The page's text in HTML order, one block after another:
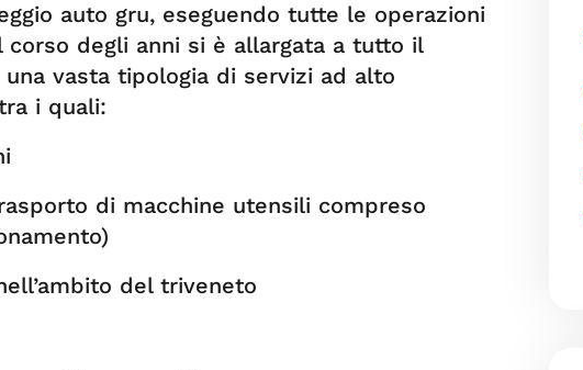
auto gru, eseguendo tutte le operazioni
degli anni si è allargata a tutto il
vasta tipologia di servizi ad alto
i quali:
di macchine utensili compreso
del triveneto